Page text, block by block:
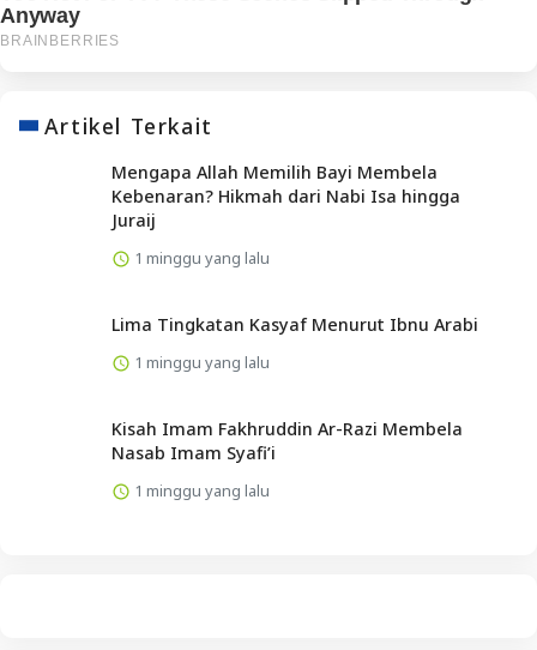
Artikel Terkait
Mengapa Allah Memilih Bayi Membela
Kebenaran? Hikmah dari Nabi Isa hingga
Juraij
1 minggu yang lalu
Lima Tingkatan Kasyaf Menurut Ibnu Arabi
1 minggu yang lalu
Kisah Imam Fakhruddin Ar-Razi Membela
Nasab Imam Syafi’i
1 minggu yang lalu